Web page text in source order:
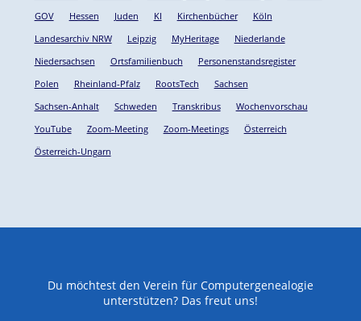
GOV
Hessen Juden KI Kirchenbücher
Köln
Landesarchiv NRW
Leipzig MyHeritage
Niederlande
Niedersachsen
Ortsfamilienbuch
Personenstandsregister
Polen
Rheinland-Pfalz RootsTech
Sachsen
Sachsen-Anhalt
Schweden Transkribus
Wochenvorschau
YouTube
Zoom-Meeting Zoom-Meetings
Österreich
Österreich-Ungarn
Du möchtest den Verein für Computergenealogie
unterstützen? Das freut uns!